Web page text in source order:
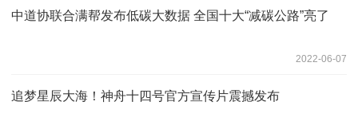
中道协联合满帮发布低碳大数据 全国十大“减碳公路”亮了
2022-06-07
追梦星辰大海！神舟十四号官方宣传片震撼发布